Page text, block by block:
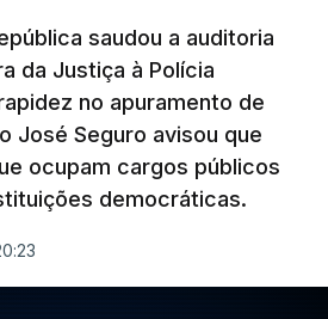
saudou a auditoria
da Justiça à Polícia
no apuramento de
José Seguro avisou que
ocupam cargos públicos
democráticas.